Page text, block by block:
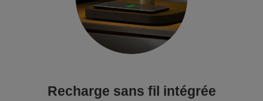
Recharge sans fil intégrée